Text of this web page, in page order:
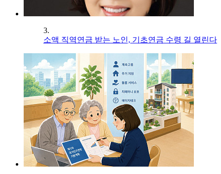
3.
소액 직역연금 받는 노인, 기초연금 수령 길 열린다